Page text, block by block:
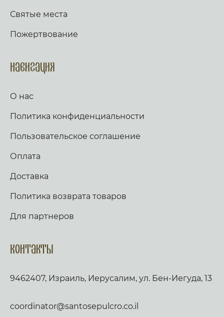
Святые места
Пожертвование
Навигация
О нас
Политика конфиденциальности
Пользовательское соглашение
Оплата
Доставка
Политика возврата товаров
Для партнеров
Контакты
9462407, Израиль, Иерусалим, ул. Бен-Иегуда, 13
coordinator@santosepulcro.co.il